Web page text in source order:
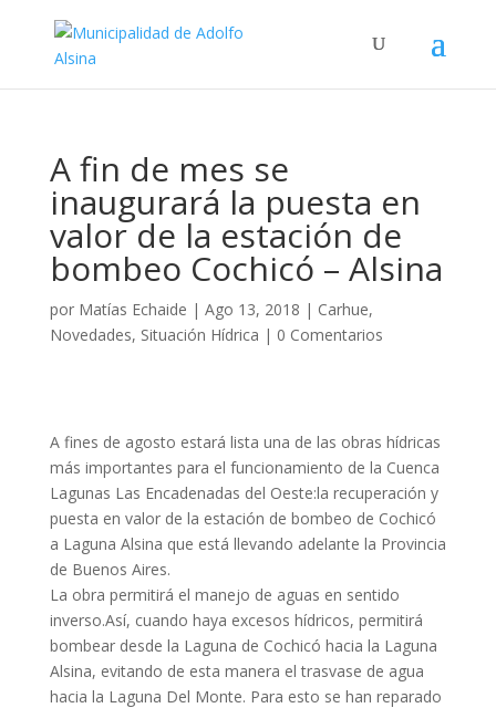
A fin de mes se
inaugurará la puesta en
valor de la estación de
bombeo Cochicó – Alsina
por Matías Echaide | Ago 13, 2018 | Carhue,
Novedades, Situación Hídrica | 0 Comentarios
A fines de agosto estará lista una de las obras hídricas
más importantes para el funcionamiento de la Cuenca
Lagunas Las Encadenadas del Oeste:la recuperación y
puesta en valor de la estación de bombeo de Cochicó
a Laguna Alsina que está llevando adelante la Provincia
de Buenos Aires.
La obra permitirá el manejo de aguas en sentido
inverso.Así, cuando haya excesos hídricos, permitirá
bombear desde la Laguna de Cochicó hacia la Laguna
Alsina, evitando de esta manera el trasvase de agua
hacia la Laguna Del Monte. Para esto se han reparado